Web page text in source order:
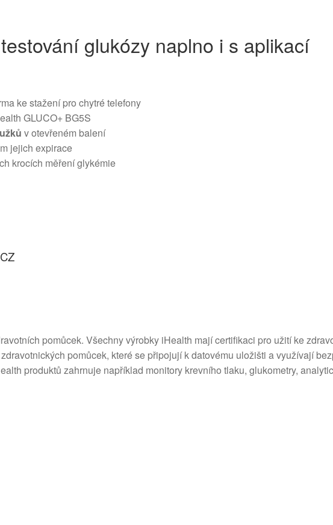
glukózy naplno i s aplikací
ke stažení pro chytré telefony
GLUCO+ BG5S
v otevřeném balení
jejich expirace
krocích měření glykémie
pomůcek. Všechny výrobky iHealth mají certifikaci pro užití ke
pomůcek, které se připojují k datovému uložišti a využívají
produktů zahrnuje například monitory krevního tlaku, glukometry,